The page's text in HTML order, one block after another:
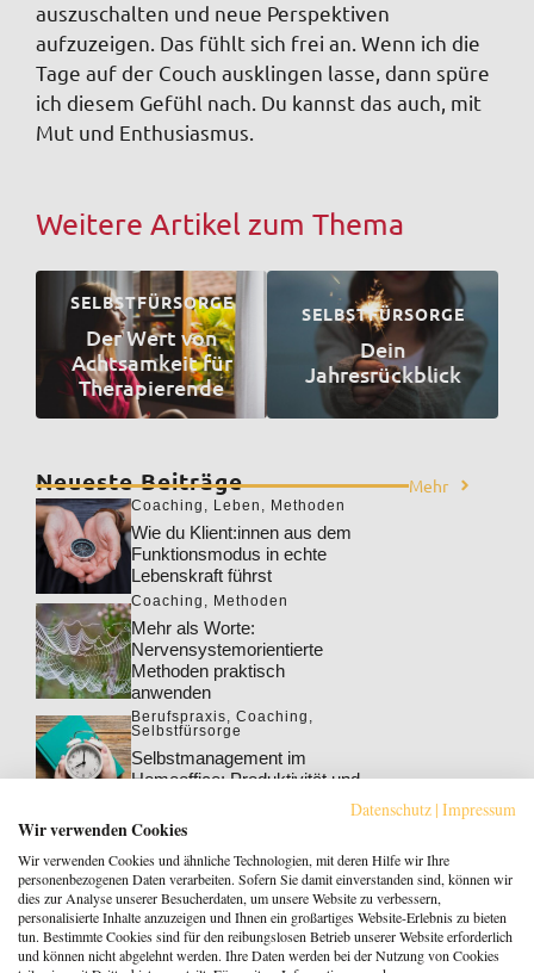
auszuschalten und neue Perspektiven
aufzuzeigen. Das fühlt sich frei an. Wenn ich die
Tage auf der Couch ausklingen lasse, dann spüre
ich diesem Gefühl nach. Du kannst das auch, mit
Mut und Enthusiasmus.
Weitere Artikel zum Thema
SELBSTFÜRSORGE
Der Wert von
Achtsamkeit für
Therapierende
SELBSTFÜRSORGE
Dein
Jahresrückblick
Neueste Beiträge Mehr
Coaching , Leben , Methoden
Wie du Klient:innen aus dem
Funktionsmodus in echte
Lebenskraft führst
Coaching Methoden
Mehr als Worte:
Nervensystemorientierte
Methoden praktisch
anwenden
Berufspraxis Coaching
Selbstfürsorge
Selbstmanagement im
Homeoffice: Produktivität und
Berufspraxis
Klarheit gewinnt: Gebucht
werden als Coach:in im KI-
Zeitalter
Berufspraxis
Patientenrechtegesetz: 5
Datenschutz | Impressum
Wir verwenden Cookies
Wir verwenden Cookies und ähnliche Technologien, mit deren Hilfe wir Ihre
personenbezogenen Daten verarbeiten. Sofern Sie damit einverstanden sind, können wir
dies zur Analyse unserer Besucherdaten, um unsere Website zu verbessern,
personalisierte Inhalte anzuzeigen und Ihnen ein großartiges Website-Erlebnis zu bieten
tun. Bestimmte Cookies sind für den reibungslosen Betrieb unserer Website erforderlich
und können nicht abgelehnt werden. Ihre Daten werden bei der Nutzung von Cookies